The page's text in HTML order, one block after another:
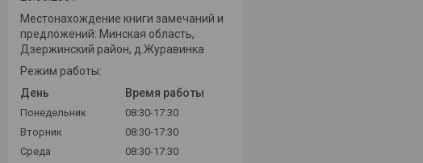
Местонахождение книги замечаний и
предложений: Минская область,
Дзержинский район, д.Журавинка
Режим работы:
День
Время работы
Понедельник
08:30-17:30
Вторник
08:30-17:30
Среда
08:30-17:30